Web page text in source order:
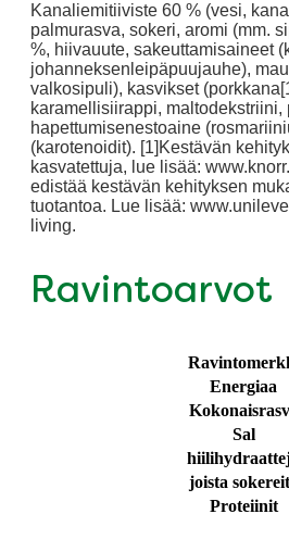
Kanaliemitiiviste 60 % (vesi,
palmurasva, sokeri, aromi (mm.
%, hiivauute, sakeuttamisaineet
johanneksenleipäpuujauhe),
valkosipuli), kasvikset
karamellisiirappi, maltodekstriini,
hapettumisenestoaine
(karotenoidit). [1]Kestävän
kasvatettuja, lue lisää:
edistää kestävän kehityksen
tuotantoa. Lue lisää:
living.
Ravintoarvot
Energiaa
Sal
joista
Proteiinit